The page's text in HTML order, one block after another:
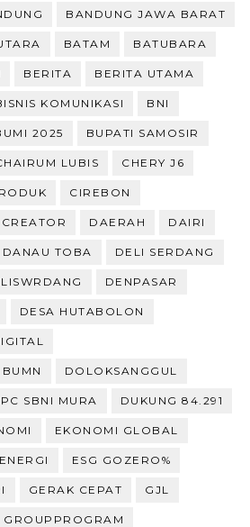
BANDUNG JAWA BARAT
BATAM BATUBARA
BERITA BERITA UTAMA
KOMUNIKASI BNI
2025 BUPATI SAMOSIR
LUBIS CHERY J6
CIREBON
CREATOR DAERAH DAIRI
DANAU TOBA DELI SERDANG
DENPASAR
DESA HUTABOLON
DOLOKSANGGUL
SBNI MURA DUKUNG 84.291
EKONOMI GLOBAL
ENERGI ESG GOZERO%
GERAK CEPAT GJL
GROUPPROGRAM